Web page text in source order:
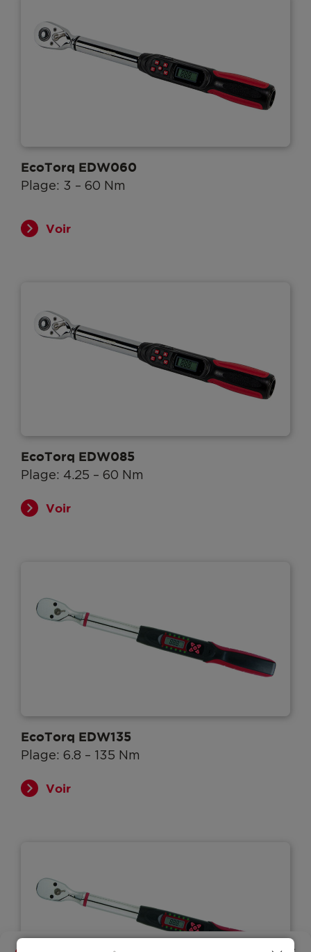
EcoTorq EDW060
Plage: 3 – 60 Nm
Voir
EcoTorq EDW085
Plage: 4.25 – 60 Nm
Voir
EcoTorq EDW135
Plage: 6.8 – 135 Nm
Voir